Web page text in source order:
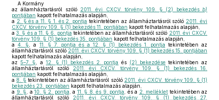
A Kormány
az államháztartásról szóló 2011. évi CXCV. törvény 109. § (2) bekezdésb)
pontjában kapott felhatalmazás alapján,
a 2. § és a 11. § 1. és 2. pontja tekintetében az államháztartásról szóló 2011. évi
CXCV. törvény 109. § (1) bekezdés 11. pontjában kapott felhatalmazás alapján,
a3. § és a 11. § 6. pontja tekintetében az államháztartásról szóló 2011. évi CXCV.
törvény 109. § (1) bekezdés 35. pontjában kapott felhatalmazás alapján,
a4. § , a 11. § 7. pontja és a 12. § (1) bekezdés 1. pontja tekintetében az
államháztartásról szóló 2011. évi CXCV. törvény 109. § (1) bekezdés 15. pontjában
kapott felhatalmazás alapján,
az 5–7. § , a 12. § (1) bekezdés 2. pontja és (2) bekezdése tekintetében az
államháztartásról szóló 2011. évi CXCV. törvény 109. § (1) bekezdés 16.
pontjában kapott felhatalmazás alapján,
a 8. § tekintetében az államháztartásról szóló 2011. évi CXCV. törvény 109. § (1)
bekezdés 23. pontjában kapott felhatalmazás alapján,
a 9. § , a 10. § 2. pontja , a 11. § 8. és 9. pontja , és a 2. melléklet tekintetében az
államháztartásról szóló 2011. évi CXCV. törvény 109. § (1) bekezdés 27.